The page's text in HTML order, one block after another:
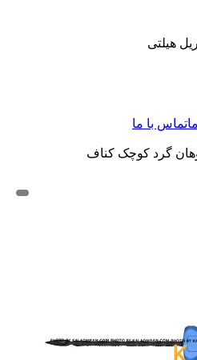
هیلتی
تماس با ما
گرد کوچک کناف